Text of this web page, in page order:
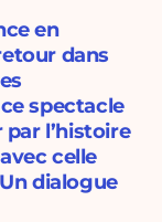
en
dans
spectacle
l’histoire
celle
dialogue